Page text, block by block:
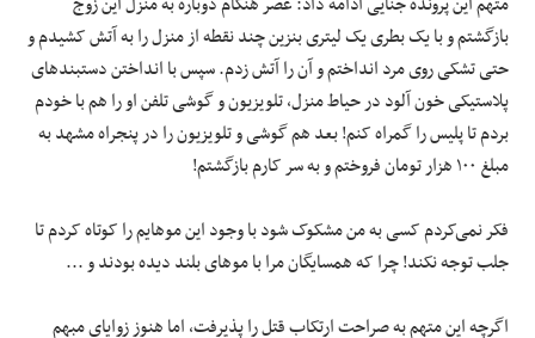
بازگشتم و با یک بطری یک لیتری بنزین چند نقطه از منزل را به آتش کشیدم و
حتی تشکی روی مرد انداختم و آن را آتش زدم. سپس با انداختن دستبندهای
پلاستیکی خون آلود در حیاط منزل، تلویزیون و گوشی تلفن او را هم با خودم
بردم تا پلیس را گمراه کنم! بعد هم گوشی و تلویزیون را در پنجراه مشهد به
مبلغ ۱۰۰ هزار تومان فروختم و به سر کارم بازگشتم!
فکر نمی‌کردم کسی به من مشکوک شود با وجود این موهایم را کوتاه کردم تا
جلب توجه نکند! چرا که همسایگان مرا با موهای بلند دیده بودند و ...
اگرچه این متهم به صراحت ارتکاب قتل را پذیرفت، اما هنوز زوایای مبهم